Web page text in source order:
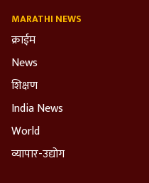
MARATHI NEWS
क्राईम
News
शिक्षण
India News
World
व्यापार-उद्योग